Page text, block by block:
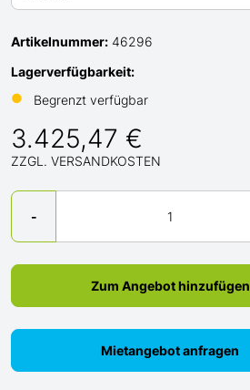
Artikelnummer: 46296
Lagerverfügbarkeit:
●
Begrenzt verfügbar
3.425,47 €
ZZGL. VERSANDKOSTEN
-
Menge
Zum Angebot hinzufügen
Mietangebot anfragen